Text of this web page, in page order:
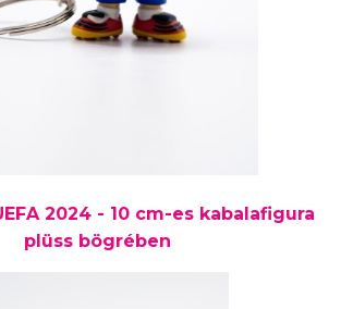
2024 - 10 cm-es kabalafigura
plüss bögrében